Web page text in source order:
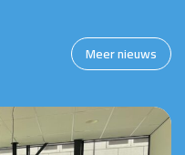
Meer nieuws